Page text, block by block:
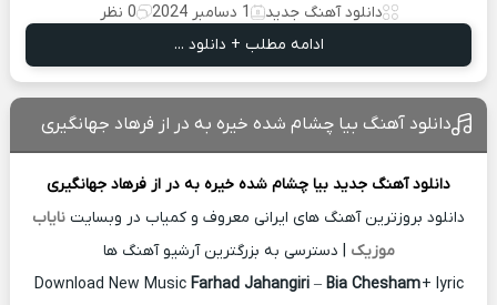
دانلود آهنگ جدید 1 دسامبر 2024
0 نظر
ادامه مطلب + دانلود ...
دانلود آهنگ بیا چشام شده خیره به در از فرهاد جهانگیری
دانلود آهنگ جدید بیا چشام شده خیره به در از فرهاد جهانگیری
دانلود بروزترین آهنگ های ایرانی معروف و کمیاب در وبسایت نایاب
موزیک | دسترسی به بزرگترین آرشیو آهنگ ها
Download New Music Farhad Jahangiri– Bia Chesham+ lyric